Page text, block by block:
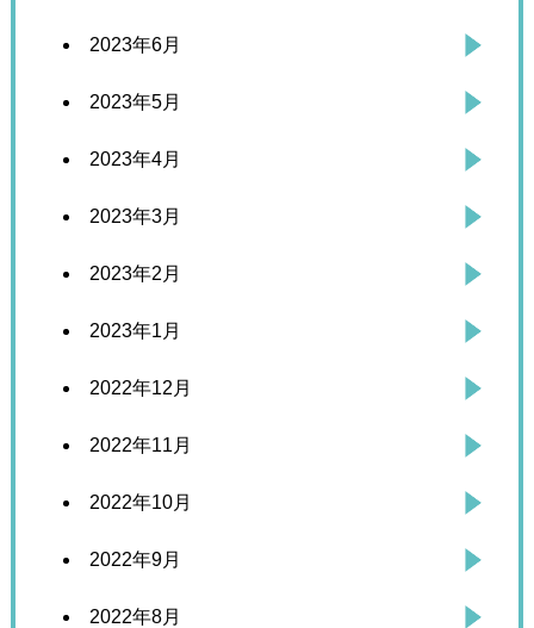
2023年6月
2023年5月
2023年4月
2023年3月
2023年2月
2023年1月
2022年12月
2022年11月
2022年10月
2022年9月
2022年8月